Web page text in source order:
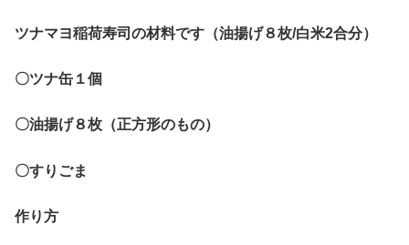
ツナマヨ稲荷寿司の材料です（油揚げ８枚/白米2合分）
〇ツナ缶１個
〇油揚げ８枚（正方形のもの）
〇すりごま
作り方